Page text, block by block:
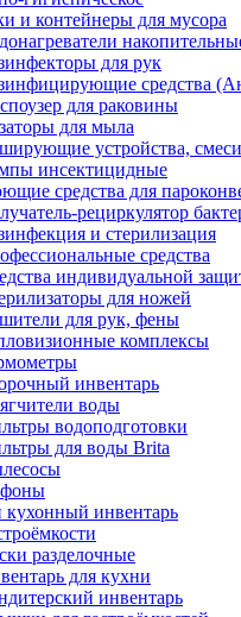
и контейнеры для мусора
для рук
средства
для раковины
для мыла
устройства,
инсектицидные
средства для
рециркулятор
и стерилизация
средства
индивидуальной
для ножей
для рук, фены
комплексы
инвентарь
воды
водоподготовки
для воды Brita
кухонный инвентарь
разделочные
для кухни
инвентарь